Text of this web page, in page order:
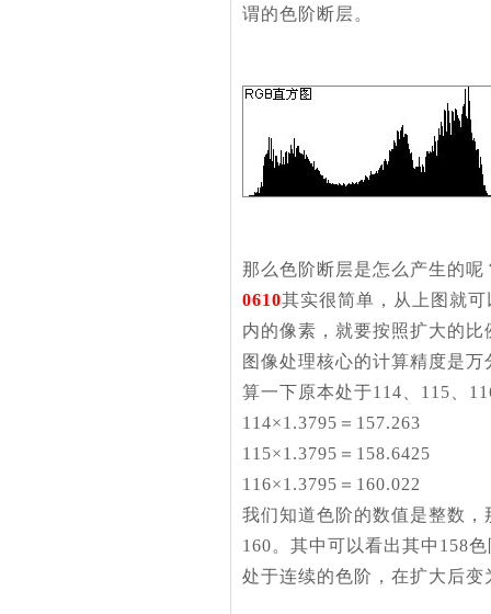
谓的色阶断层。
那么色阶断层是怎么产生的呢
0610其实很简单，从上图就
内的像素，就要按照扩大的
图像处理核心的计算精度是
算一下原本处于114、115、
114×1.3795＝157.263
115×1.3795＝158.6425
116×1.3795＝160.022
我们知道色阶的数值是整数
160。其中可以看出其中158
处于连续的色阶，在扩大后